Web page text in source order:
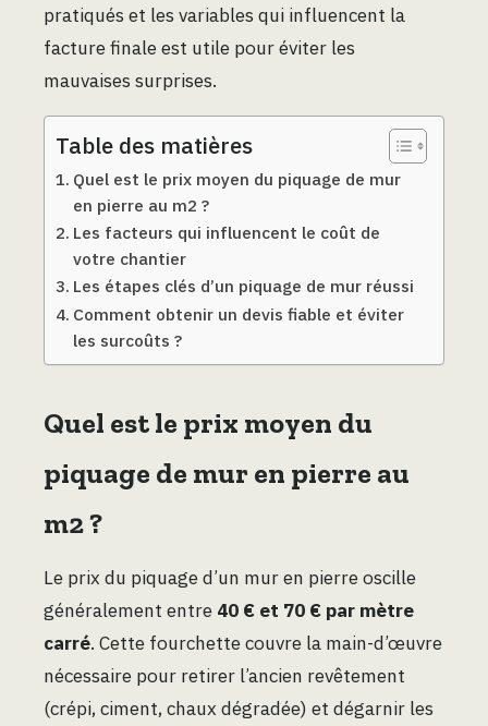
pratiqués et les variables qui influencent la
facture finale est utile pour éviter les
mauvaises surprises.
Table des matières
Quel est le prix moyen du piquage de mur
en pierre au m2 ?
Les facteurs qui influencent le coût de
votre chantier
Les étapes clés d’un piquage de mur réussi
Comment obtenir un devis fiable et éviter
les surcoûts ?
Quel est le prix moyen du
piquage de mur en pierre au
m2 ?
Le prix du piquage d’un mur en pierre oscille
généralement entre 40 € et 70 € par mètre
carré. Cette fourchette couvre la main-d’œuvre
nécessaire pour retirer l’ancien revêtement
(crépi, ciment, chaux dégradée) et dégarnir les